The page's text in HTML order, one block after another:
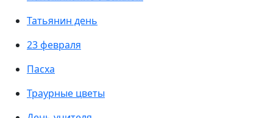
Татьянин день
23 февраля
Пасха
Траурные цветы